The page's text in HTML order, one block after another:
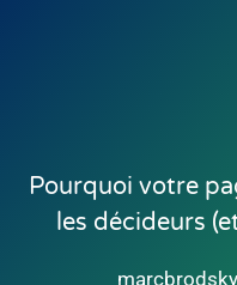
Pourquoi votre
les décideurs
marcbrodsky